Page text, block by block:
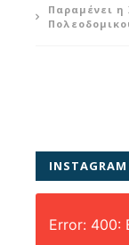
Παραμένει η
INSTAGRAM
Error: 400: